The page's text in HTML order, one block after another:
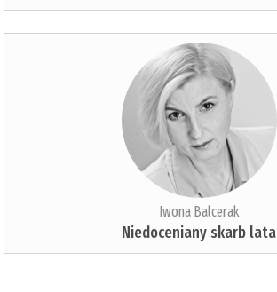
Iwona Balcerak
Niedoceniany skarb lata